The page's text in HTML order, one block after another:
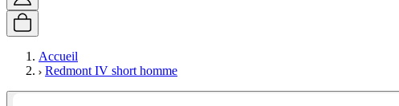
Accueil
Redmont IV short homme